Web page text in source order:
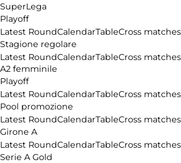
SuperLega
Playoff
Latest RoundCalendarTableCross matches
Stagione regolare
Latest RoundCalendarTableCross matches
A2 femminile
Playoff
Latest RoundCalendarTableCross matches
Pool promozione
Latest RoundCalendarTableCross matches
Girone A
Latest RoundCalendarTableCross matches
Serie A Gold